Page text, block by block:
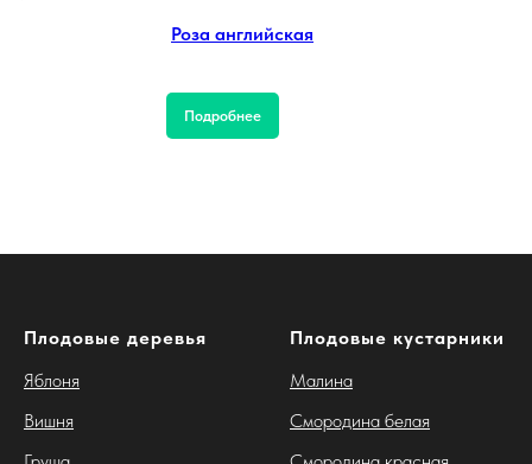
Роза английская
Подробнее
Плодовые деревья
Яблоня
Вишня
Плодовые кустарники
Малина
Смородина белая